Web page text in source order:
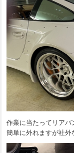
作業に当たってリア
簡単に外れますが社外